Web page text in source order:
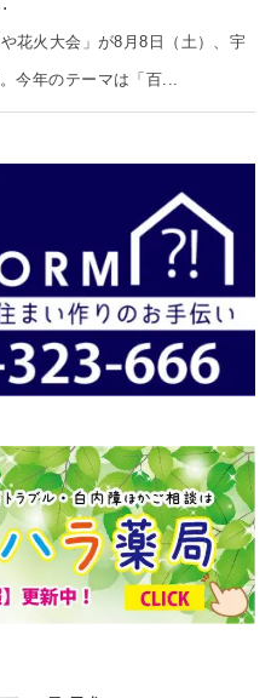
や花火大会」が8月8日（土）、宇
今年のテーマは「百...